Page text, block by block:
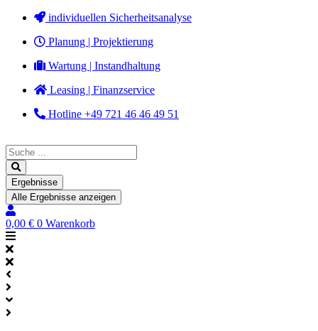
Zum
springen
individuellen Sicherheitsanalyse
Planung | Projektierung
Wartung | Instandhaltung
Leasing | Finanzservice
Hotline +49 721 46 46 49 51
Search
...
Ergebnisse
Alle Ergebnisse anzeigen
0,00 € 0 Warenkorb